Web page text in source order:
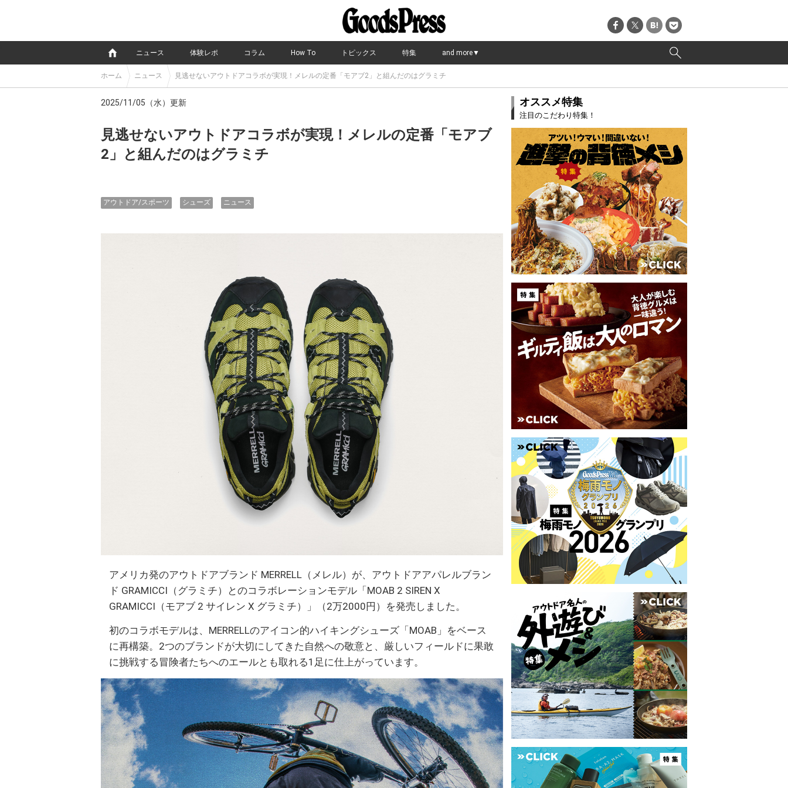
ニュース 体験レポ コラム How To トピックス 特集 and more▼
ホーム ニュース 見逃せないアウトドアコラボが実現！メレルの定番「モアブ2」と組んだのはグラミチ
2025/11/05（水）更新
見逃せないアウトドアコラボが実現！メレルの定番「モアブ
2」と組んだのはグラミチ
アウトドア/スポーツ シューズ ニュース
アメリカ発のアウトドアブランド MERRELL（メレル）が、アウトドアアパレルブラン
ド GRAMICCI（グラミチ）とのコラボレーションモデル「MOAB 2 SIREN X
GRAMICCI（モアブ 2 サイレン X グラミチ）」（2万2000円）を発売しました。
初のコラボモデルは、MERRELLのアイコン的ハイキングシューズ「MOAB」をベース
に再構築。2つのブランドが大切にしてきた自然への敬意と、厳しいフィールドに果敢
に挑戦する冒険者たちへのエールとも取れる1足に仕上がっています。
オススメ特集
注目のこだわり特集！